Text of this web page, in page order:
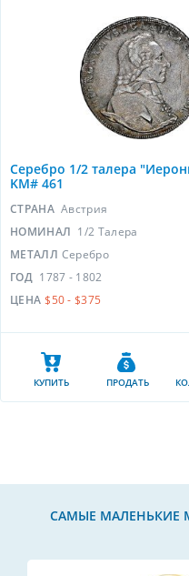
Серебро 1/2 талера
KM# 461
СТРАНА Австрия
НОМИНАЛ 1/2 Талера
МЕТАЛЛ Серебро
ГОД 1787 - 1802
ЦЕНА $50 - $375
КУПИТЬ ПРОДАТЬ
САМЫЕ МАЛЕНЬКИЕ